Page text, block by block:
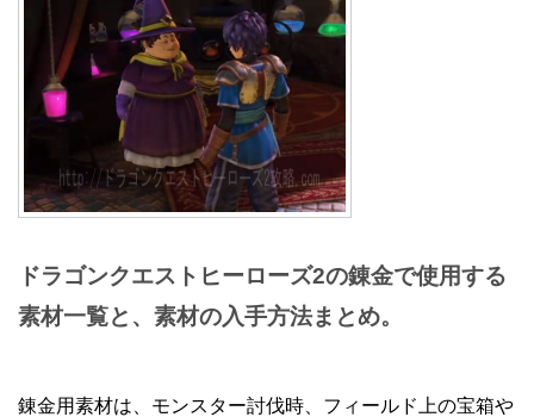
ドラゴンクエストヒーローズ2の錬金で使用する
素材一覧と、素材の入手方法まとめ。
錬金用素材は、モンスター討伐時、フィールド上の宝箱や